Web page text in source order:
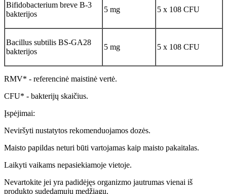
Bifidobacterium breve B-3
bakterijos
5 mg 5 x 108 CFU
Bacillus subtilis BS-GA28
bakterijos
5 mg 5 x 108 CFU
RMV* - referencinė maistinė vertė.
CFU* - bakterijų skaičius.
Įspėjimai:
Neviršyti nustatytos rekomenduojamos dozės.
Maisto papildas neturi būti vartojamas kaip maisto pakaitalas.
Laikyti vaikams nepasiekiamoje vietoje.
Nevartokite jei yra padidėjęs organizmo jautrumas vienai iš
produkto sudedamųjų medžiagų.